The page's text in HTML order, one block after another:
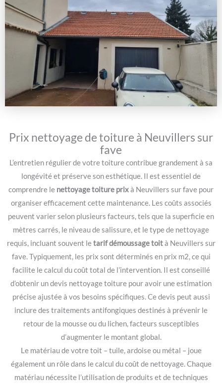
Prix nettoyage de toiture à Neuvillers sur
fave
L’entretien régulier de votre toiture contribue grandement à sa
longévité et préserve son esthétique. Il est essentiel de
comprendre le nettoyage toiture prixà Neuvillers sur fave pour
organiser efficacement cette maintenance. Les coûts associés
peuvent varier selon plusieurs facteurs, tels que la superficie en
mètres carrés, le niveau de salissure, et le type de nettoyage
requis, incluant souvent letarif démoussage toità Neuvillers sur
fave. Typiquement, les prix sont déterminés en prix m2, ce qui
facilite le calcul du coût total de l’intervention. Il est conseillé
d’obtenir un devis nettoyage toiture pour avoir une estimation
précise ajustée à vos besoins spécifiques. Ce devis peut aussi
inclure des traitements antifongiques destinés à prévenir le
retour de la mousse ou du lichen, facteurs susceptibles
d’augmenter le montant global.
Le matériau de votre toit – tuile, ardoise ou métal – joue
également un rôle dans le calcul du coût de nettoyage. Chaque
matériau nécessite l’utilisation de produits et de techniques